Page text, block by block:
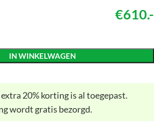
€610.-
IN WINKELWAGEN
20% korting is al toegepast.
wordt gratis bezorgd.